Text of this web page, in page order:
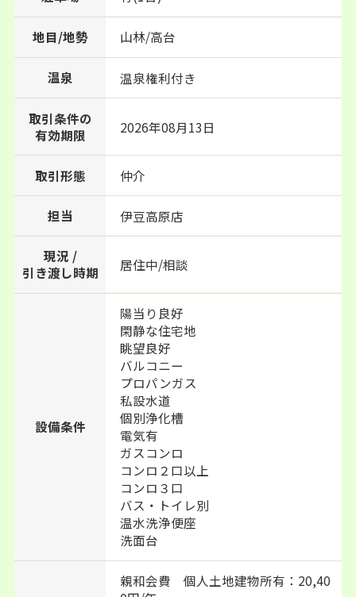
地目/地勢 山林/高台
温泉 温泉権利付き
取引条件の
有効期限
2026年08月13日
取引形態 仲介
担当 伊豆高原店
現況 /
引き渡し時期
居住中/相談
設備条件
陽当り良好
閑静な住宅地
眺望良好
バルコニー
プロパンガス
私設水道
個別浄化槽
電気有
ガスコンロ
コンロ２口以上
コンロ３口
バス・トイレ別
温水洗浄便座
洗面台
親和会費 個人土地建物所有：20,40